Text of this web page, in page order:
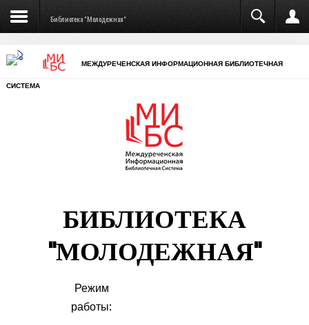
Библиотека "Молодежная"
МЕЖДУРЕЧЕНСКАЯ ИНФОРМАЦИОННАЯ БИБЛИОТЕЧНАЯ
СИСТЕМА
БИБЛИОТЕКА
"МОЛОДЕЖНАЯ"
Режим
работы: